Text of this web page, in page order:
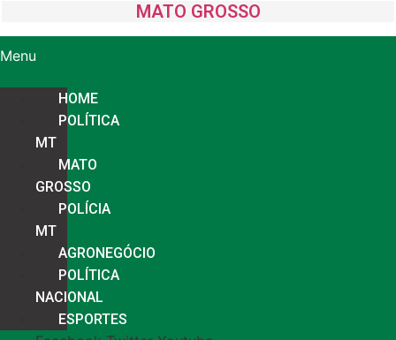
MATO GROSSO
Menu
HOME
POLÍTICA
MT
MATO
GROSSO
POLÍCIA
MT
AGRONEGÓCIO
POLÍTICA
NACIONAL
ESPORTES